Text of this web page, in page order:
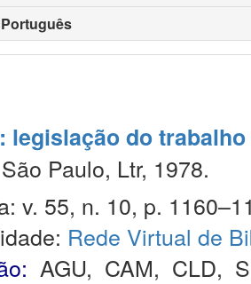
legislação do trabalho
Paulo, Ltr, 1978.
v. 55, n. 10, p.
Rede Virtual de
AGU, CAM, CLD,